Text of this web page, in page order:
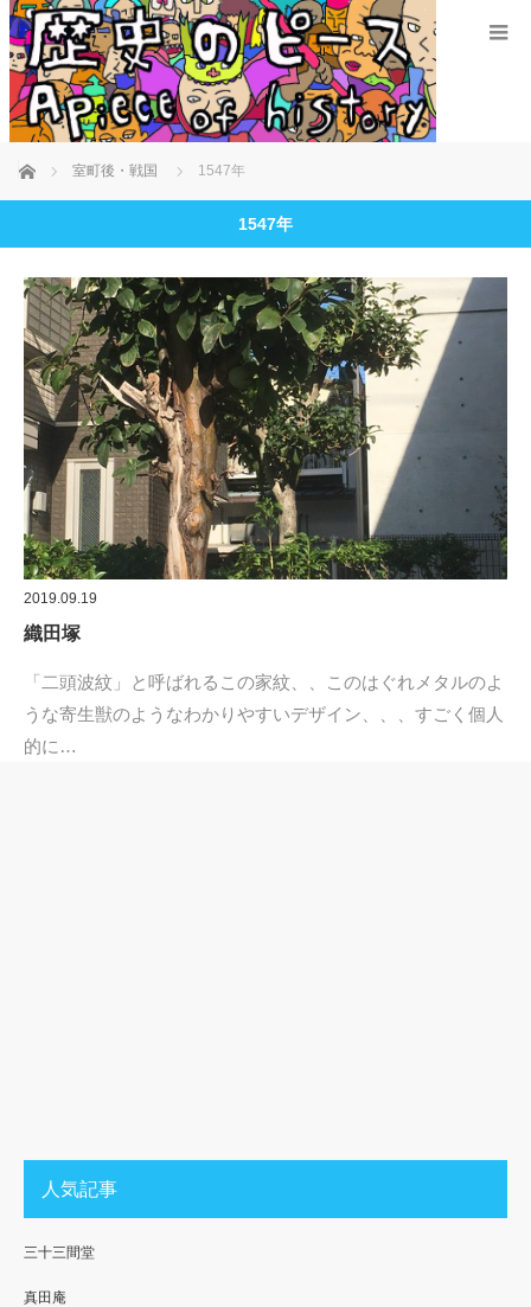
ホーム 室町後・戦国 1547年
1547年
2019.09.19
織田塚
「二頭波紋」と呼ばれるこの家紋、、このはぐれメタルのよ
うな寄生獣のようなわかりやすいデザイン、、、すごく個人
的に…
人気記事
三十三間堂
真田庵